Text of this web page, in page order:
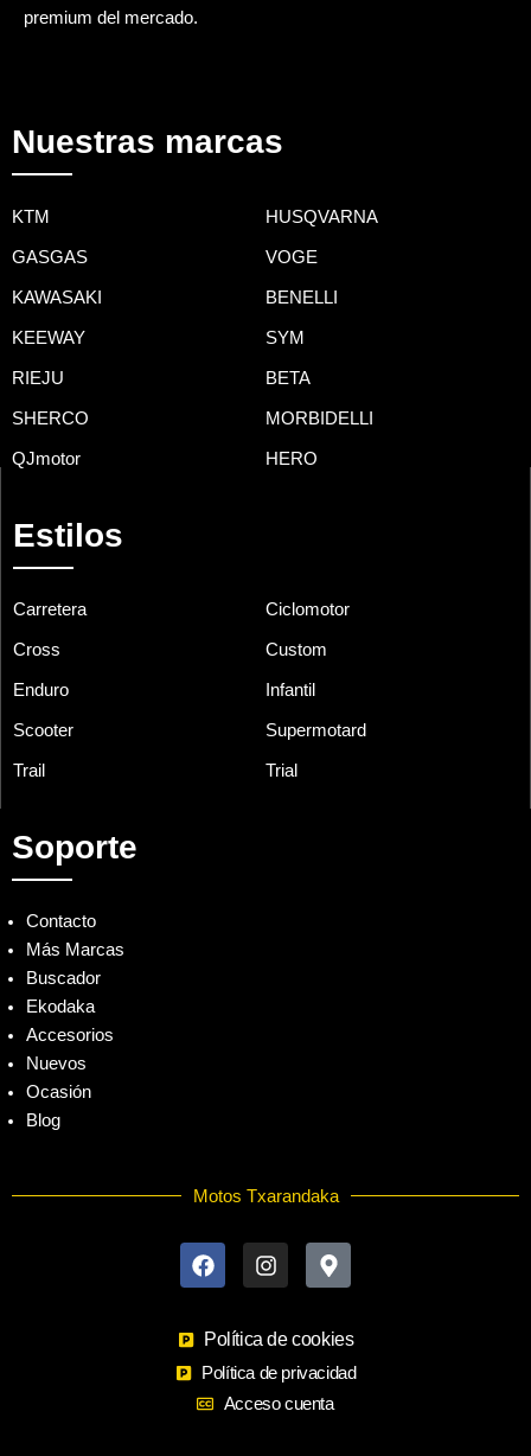
premium del mercado.
Nuestras marcas
KTM HUSQVARNA
GASGAS VOGE
KAWASAKI BENELLI
KEEWAY SYM
RIEJU BETA
SHERCO MORBIDELLI
QJmotor HERO
Estilos
Carretera Ciclomotor
Cross Custom
Enduro Infantil
Scooter Supermotard
Trail Trial
Soporte
Contacto
Más Marcas
Buscador
Ekodaka
Accesorios
Nuevos
Ocasión
Blog
Motos Txarandaka
a
c
o
o
k
n
s
g
r
a
m
a
p
a
r
k
e
Política de cookies
Política de privacidad
Acceso cuenta